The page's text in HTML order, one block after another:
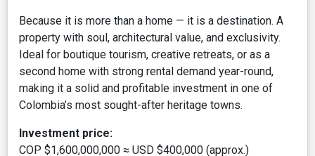
Because it is more than a home — it is a destination. A
property with soul, architectural value, and exclusivity.
Ideal for boutique tourism, creative retreats, or as a
second home with strong rental demand year-round,
making it a solid and profitable investment in one of
Colombia’s most sought-after heritage towns.
Investment price:
COP $1,600,000,000 ≈ USD $400,000 (approx.)